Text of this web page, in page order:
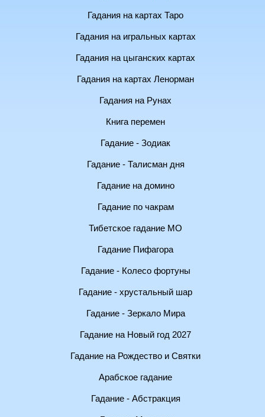
Гадания на картах Таро
Гадания на игральных картах
Гадания на цыганских картах
Гадания на картах Ленорман
Гадания на Рунах
Книга перемен
Гадание - Зодиак
Гадание - Талисман дня
Гадание на домино
Гадание по чакрам
Тибетское гадание МО
Гадание Пифагора
Гадание - Колесо фортуны
Гадание - хрустальный шар
Гадание - Зеркало Мира
Гадание на Новый год 2027
Гадание на Рождество и Святки
Арабское гадание
Гадание - Абстракция